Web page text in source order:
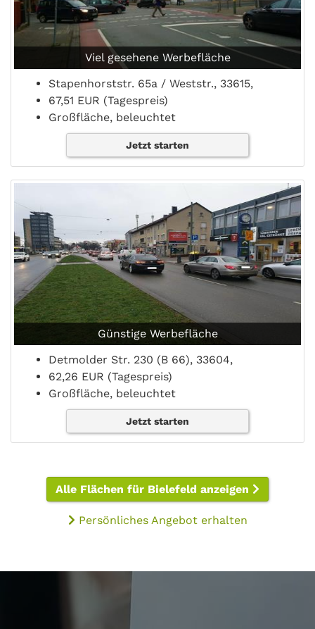
Viel gesehene Werbefläche
Stapenhorststr. 65a / Weststr., 33615,
67,51 EUR (Tagespreis)
Großfläche, beleuchtet
Jetzt starten
Günstige Werbefläche
Detmolder Str. 230 (B 66), 33604,
62,26 EUR (Tagespreis)
Großfläche, beleuchtet
Jetzt starten
Alle Flächen für Bielefeld anzeigen
Persönliches Angebot erhalten